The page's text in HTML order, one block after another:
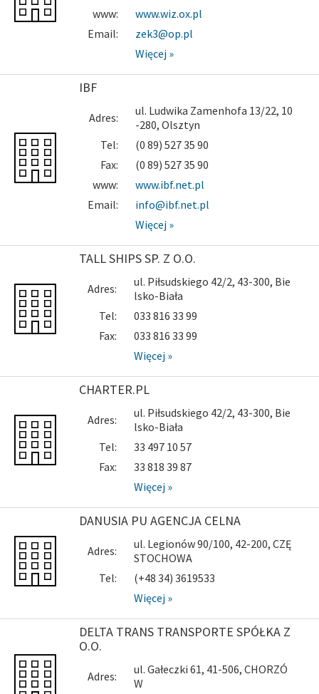
www:
www.wiz.ox.pl
Email:
zek3@op.pl
Więcej »
IBF
Adres:
ul. Ludwika Zamenhofa 13/22, 10
-280, Olsztyn
Tel:
(0 89) 527 35 90
Fax:
(0 89) 527 35 90
www:
www.ibf.net.pl
Email:
info@ibf.net.pl
Więcej »
TALL SHIPS SP. Z O.O.
Adres:
ul. Piłsudskiego 42/2, 43-300, Bie
lsko-Biała
Tel:
033 816 33 99
Fax:
033 816 33 99
Więcej »
CHARTER.PL
Adres:
ul. Piłsudskiego 42/2, 43-300, Bie
lsko-Biała
Tel:
33 497 10 57
Fax:
33 818 39 87
Więcej »
DANUSIA PU AGENCJA CELNA
Adres:
ul. Legionów 90/100, 42-200, CZĘ
STOCHOWA
Tel:
(+48 34) 3619533
Więcej »
DELTA TRANS TRANSPORTE SPÓŁKA Z
O.O.
Adres:
ul. Gałeczki 61, 41-506, CHORZÓ
W